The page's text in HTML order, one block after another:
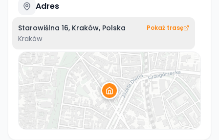
Adres
Starowiślna 16, Kraków, Polska
Kraków
Pokaż trasę